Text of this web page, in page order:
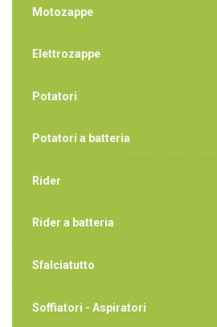
Motozappe
Elettrozappe
Potatori
Potatori a batteria
Rider
Rider a batteria
Sfalciatutto
Soffiatori - Aspiratori